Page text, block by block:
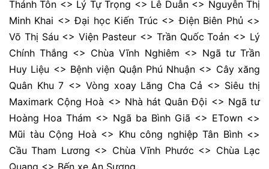
Thánh Tôn <> Lý Tự Trọng <> Lê Duẫn <> Nguyễn Thị
Minh Khai <> Đại học Kiến Trúc <> Điện Biên Phủ <>
Võ Thị Sáu <> Viện Pasteur <> Trần Quốc Toản <> Lý
Chính Thắng <> Chùa Vĩnh Nghiêm <> Ngã tư Trần
Huy Liệu <> Bệnh viện Quận Phú Nhuận <> Cây xăng
Quân Khu 7 <> Vòng xoay Lăng Cha Cả <> Siêu thị
Maximark Cộng Hoà <> Nhà hát Quân Đội <> Ngã tư
Hoàng Hoa Thám <> Ngã ba Bình Giã <> ETown <>
Mũi tàu Cộng Hoà <> Khu công nghiệp Tân Bình <>
Cầu Tham Lương <> Chùa Vĩnh Phước <> Chùa Lạc
Quang <> Bến xe An Sương.